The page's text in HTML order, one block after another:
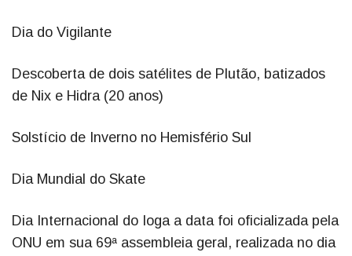
Dia do Vigilante
Descoberta de dois satélites de Plutão, batizados
de Nix e Hidra (20 anos)
Solstício de Inverno no Hemisfério Sul
Dia Mundial do Skate
Dia Internacional do Ioga a data foi oficializada pela
ONU em sua 69ª assembleia geral, realizada no dia